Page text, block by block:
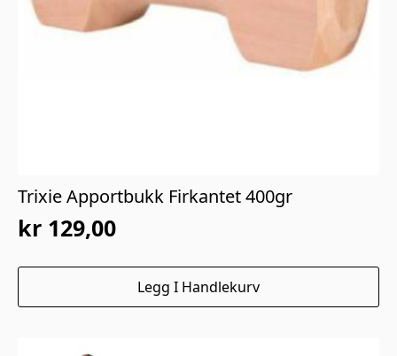
Trixie Apportbukk Firkantet 400gr
kr 129,00
Legg I Handlekurv